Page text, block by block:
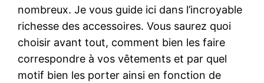
nombreux. Je vous guide ici dans l’incroyable
richesse des accessoires. Vous saurez quoi
choisir avant tout, comment bien les faire
correspondre à vos vêtements et par quel
motif bien les porter ainsi en fonction de